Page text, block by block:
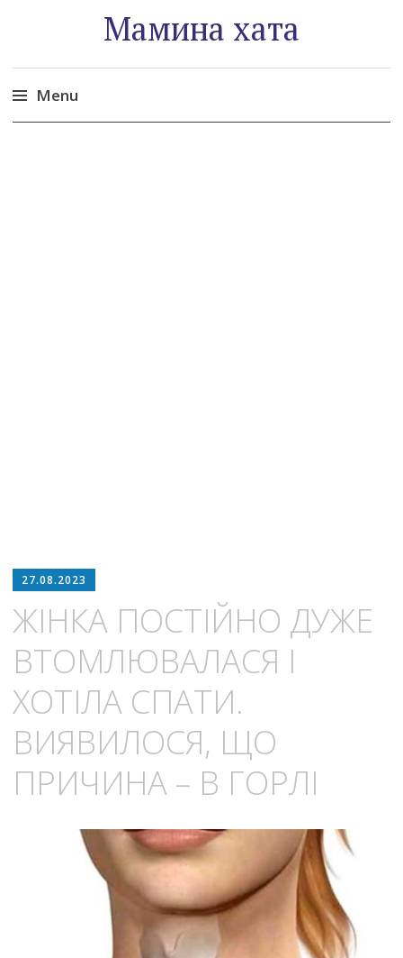
Мамина хата
Menu
27.08.2023
ЖІНКА ПОСТІЙНО ДУЖЕ
ВТОМЛЮВАЛАСЯ І
ХОТІЛА СПАТИ.
ВИЯВИЛОСЯ, ЩО
ПРИЧИНА – В ГОPЛІ